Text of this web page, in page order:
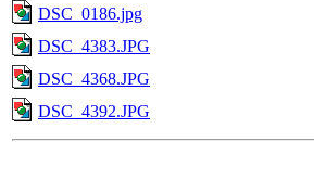
DSC_0186.jpg
DSC_4383.JPG
DSC_4368.JPG
DSC_4392.JPG